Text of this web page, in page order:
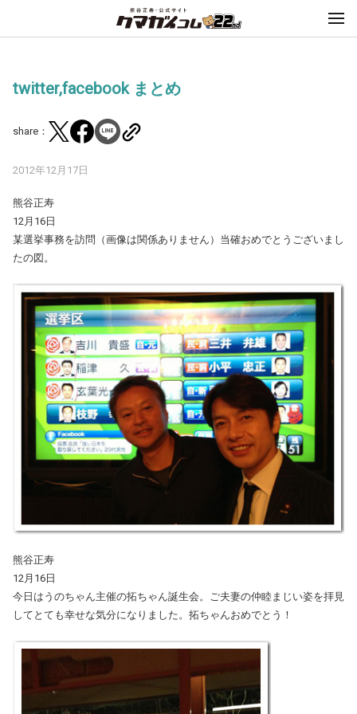
twitter,facebook まとめ
share：
2012年12月17日
熊谷正寿
12月16日
某選挙事務を訪問（画像は関係ありません）当確おめでとうございまし
たの図。
熊谷正寿
12月16日
今日はうのちゃん主催の拓ちゃん誕生会。ご夫妻の仲睦まじい姿を拝見
してとても幸せな気分になりました。拓ちゃんおめでとう！